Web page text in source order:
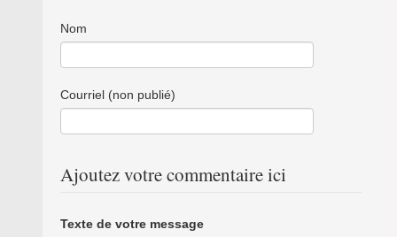
Nom
Courriel (non publié)
Ajoutez votre commentaire ici
Texte de votre message